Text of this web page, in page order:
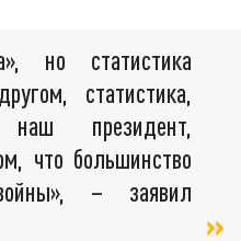
но статистика
статистика,
президент,
что большинство
– заявил